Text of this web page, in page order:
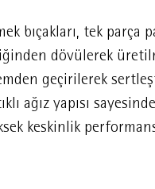
bıçakları, tek parça
dövülerek
geçirilerek
ağız yapısı
keskinlik